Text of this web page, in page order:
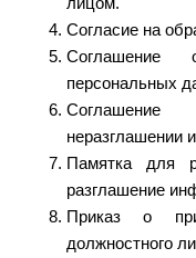
Согласие на
Соглашение
персональных
неразглашении
Памятка для
разглашение
Приказ о
должностного